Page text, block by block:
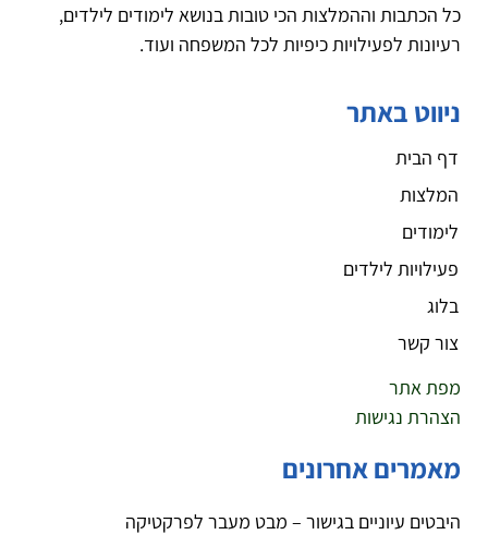
כל הכתבות וההמלצות הכי טובות בנושא לימודים לילדים,
רעיונות לפעילויות כיפיות לכל המשפחה ועוד.
ניווט באתר
דף הבית
המלצות
לימודים
פעילויות לילדים
בלוג
צור קשר
מפת אתר
הצהרת נגישות
מאמרים אחרונים
היבטים עיוניים בגישור – מבט מעבר לפרקטיקה